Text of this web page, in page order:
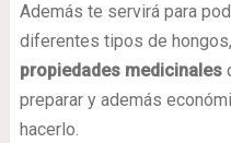
Además te servirá para
diferentes tipos de
propiedades medicinales
preparar y además
hacerlo.